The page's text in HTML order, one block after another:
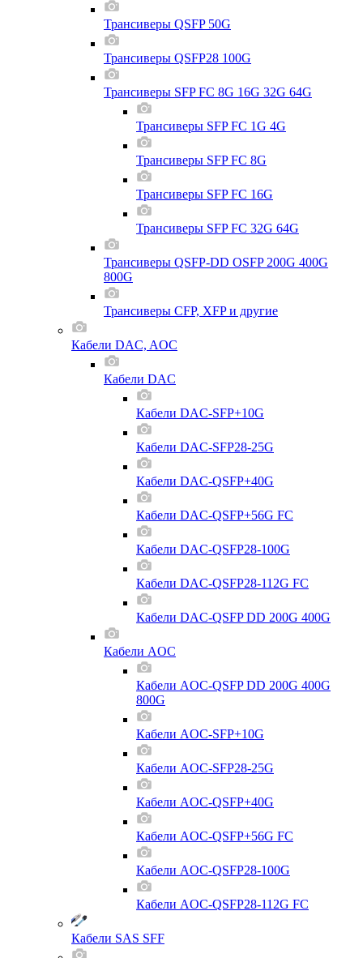
Трансиверы QSFP 50G
Трансиверы QSFP28 100G
Трансиверы SFP FC 8G 16G 32G 64G
Трансиверы SFP FC 1G 4G
Трансиверы SFP FC 8G
Трансиверы SFP FC 16G
Трансиверы SFP FC 32G 64G
Трансиверы QSFP-DD OSFP 200G 400G
800G
Трансиверы CFP, XFP и другие
Кабели DAC, AOC
Кабели DAC
Кабели DAC-SFP+10G
Кабели DAC-SFP28-25G
Кабели DAC-QSFP+40G
Кабели DAC-QSFP+56G FC
Кабели DAC-QSFP28-100G
Кабели DAC-QSFP28-112G FC
Кабели DAC-QSFP DD 200G 400G
Кабели AOC
Кабели AOC-QSFP DD 200G 400G
800G
Кабели AOC-SFP+10G
Кабели AOC-SFP28-25G
Кабели AOC-QSFP+40G
Кабели AOC-QSFP+56G FC
Кабели AOC-QSFP28-100G
Кабели AOC-QSFP28-112G FC
Кабели SAS SFF